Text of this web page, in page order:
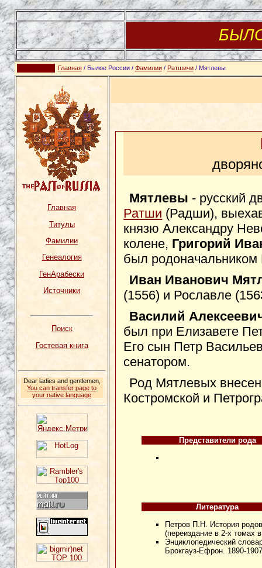
Главная/ Былое России / Фамилии/ Ратшичи/ Мятлевы
Главная
Титулы
Фамилии
Генеалогия
ГенАрабески
Источники
Поиск
Гостевая книга
Dear ladies and gentlemen,
You can transfer page to
your native language
Мятлевы - русский
Ратши (Радши),
князю Александру
колене, Григорий
был
Иван Иванович
(1556) и Рославле
Василий
был при Елизавете
Его сын Петр
сенатором.
Род Мятлевых
Костромской и
Представители рода
Литература
Петров П.Н. История
(переиздание в 2-х томах
Энциклопедический
Брокгауз-Ефрон. 1890-